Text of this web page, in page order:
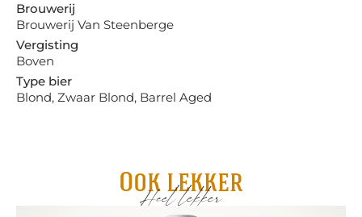
Brouwerij
Brouwerij Van Steenberge
Vergisting
Boven
Type bier
Blond, Zwaar Blond, Barrel Aged
Ook lekker
Heel lekker